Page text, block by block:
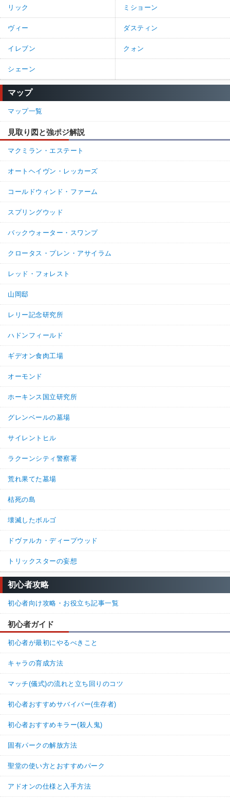
リック ミショーン
ヴィー ダスティン
イレブン クォン
シェーン
マップ
マップ一覧
見取り図と強ポジ解説
マクミラン・エステート
オートヘイヴン・レッカーズ
コールドウィンド・ファーム
スプリングウッド
バックウォーター・スワンプ
クロータス・プレン・アサイラム
レッド・フォレスト
山岡邸
レリー記念研究所
ハドンフィールド
ギデオン食肉工場
オーモンド
ホーキンス国立研究所
グレンベールの墓場
サイレントヒル
ラクーンシティ警察署
荒れ果てた墓場
枯死の島
壊滅したボルゴ
ドヴァルカ・ディープウッド
トリックスターの妄想
初心者攻略
初心者向け攻略・お役立ち記事一覧
初心者ガイド
初心者が最初にやるべきこと
キャラの育成方法
マッチ(儀式)の流れと立ち回りのコツ
初心者おすすめサバイバー(生存者)
初心者おすすめキラー(殺人鬼)
固有パークの解放方法
聖堂の使い方とおすすめパーク
アドオンの仕様と入手方法